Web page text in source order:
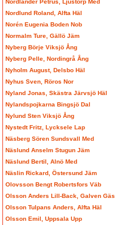
Nordlander Petrus, Ljustorp Med
Nordlund Roland, Alfta Häl
Norén Eugenia Boden Nob
Normalm Ture, Gällö Jäm
Nyberg Börje Viksjö Ång
Nyberg Pelle, Nordingrå Ång
Nyholm August, Delsbo Häl
Nyhus Sven, Röros Nor
Nyland Jonas, Skästra Järvsjö Häl
Nylandspojkarna Bingsjö Dal
Nylund Sten Viksjö Ång
Nystedt Fritz, Lycksele Lap
Näsberg Sören Sundsvall Med
Näslund Anselm Stugun Jäm
Näslund Bertil, Alnö Med
Näslin Rickard, Östersund Jäm
Olovsson Bengt Robertsfors Väb
Olsson Anders Lill-Back, Galven Gäs
Olsson Tulpans Anders, Alfta Häl
Olsson Emil, Uppsala Upp